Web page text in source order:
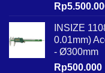
Rp
INSIZE
0.01mm)
- Ø300mm
Rp500.000